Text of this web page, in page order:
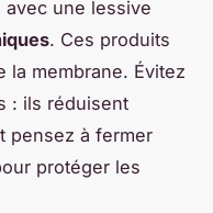
avec une lessive
. Ces produits
la membrane. Évitez
: ils réduisent
pensez à fermer
protéger les